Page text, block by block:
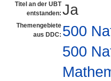
Titel an der UBT
entstanden: Ja
Themengebiete
aus DDC: 500
500